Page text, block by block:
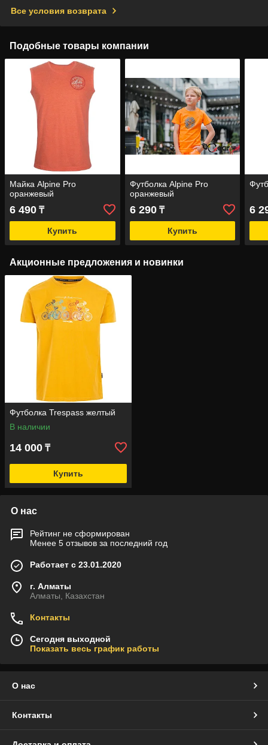
Все условия возврата
Подобные товары компании
Майка Alpine Pro
оранжевый
6 490 ₸
Купить
Футболка Alpine Pro
оранжевый
6 290₸
Купить
6
Акционные предложения и новинки
Футболка Trespass желтый
В наличии
14 000 ₸
Купить
О нас
Рейтинг не сформирован
Менее 5 отзывов за последний год
Работает с 23.01.2020
г. Алматы
Алматы, Казахстан
Контакты
Сегодня выходной
Показать весь график работы
О нас
Контакты